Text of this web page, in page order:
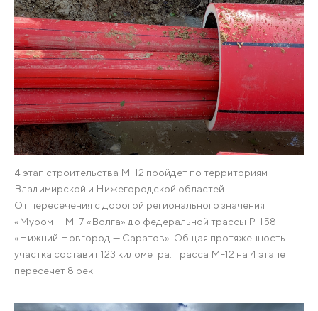
4 этап строительства М-12 пройдет по территориям
Владимирской и Нижегородской областей.
От пересечения с дорогой регионального значения
«Муром — М-7 «Волга» до федеральной трассы Р-158
«Нижний Новгород — Саратов». Общая протяженность
участка составит 123 километра. Трасса М-12 на 4 этапе
пересечет 8 рек.